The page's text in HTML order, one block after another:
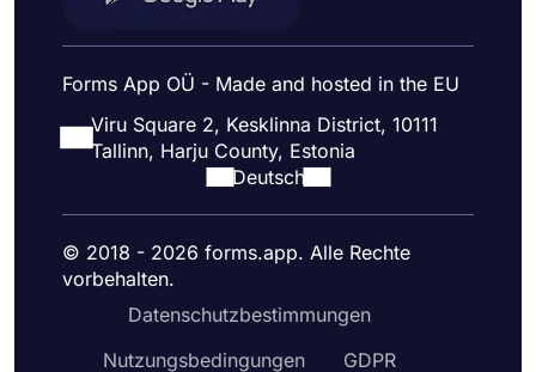
Forms App OÜ - Made and hosted in the EU
Viru Square 2, Kesklinna District, 10111
Tallinn, Harju County, Estonia
Deutsch
© 2018 - 2026 forms.app. Alle Rechte
vorbehalten.
Datenschutzbestimmungen
Nutzungsbedingungen
GDPR